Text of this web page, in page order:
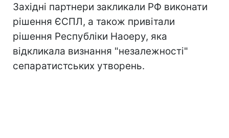
Західні партнери закликали РФ виконати
рішення ЄСПЛ, а також привітали
рішення Республіки Наоеру, яка
відкликала визнання "незалежності"
сепаратистських утворень.